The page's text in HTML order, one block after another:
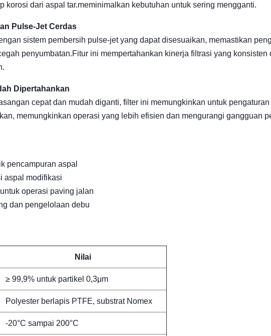
korosi dari aspal tar.meminimalkan kebutuhan untuk sering mengganti.
Pulse-Jet Cerdas
sistem pembersih pulse-jet yang dapat disesuaikan, memastikan
penyumbatan.Fitur ini mempertahankan kinerja filtrasi yang konsisten
Dipertahankan
cepat dan mudah diganti, filter ini memungkinkan untuk
memungkinkan operasi yang lebih efisien dan mengurangi gangguan
pencampuran aspal
aspal modifikasi
operasi paving jalan
dan pengelolaan debu
Nilai
≥ 99,9% untuk partikel 0,3μm
Polyester berlapis PTFE, substrat Nomex
-20°C sampai 200°C